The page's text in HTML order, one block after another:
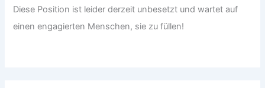
Diese Position ist leider derzeit unbesetzt und wartet auf
einen engagierten Menschen, sie zu füllen!